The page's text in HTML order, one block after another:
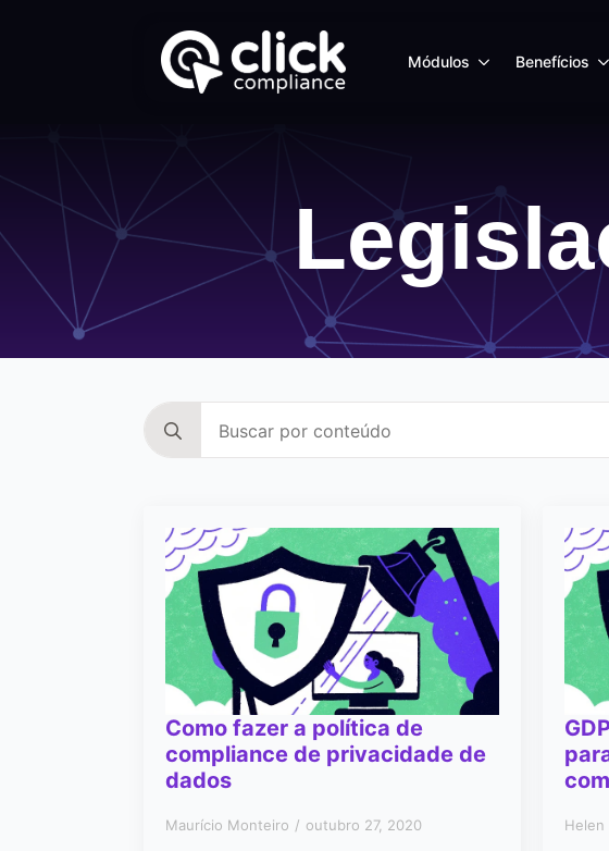
Módulos Benefícios
for:
Como fazer a política de
compliance de privacidade de
dados
Maurício Monteiro outubro 27, 2020 Helen